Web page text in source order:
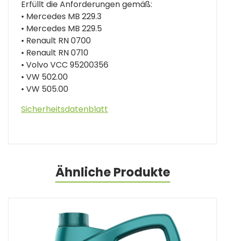
Erfüllt die Anforderungen gemäß:
• Mercedes MB 229.3
• Mercedes MB 229.5
• Renault RN 0700
• Renault RN 0710
• Volvo VCC 95200356
• VW 502.00
• VW 505.00
Sicherheitsdatenblatt
Ähnliche Produkte